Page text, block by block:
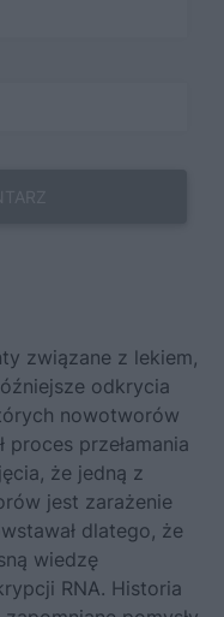
związane z lekiem,
odkrycia
nowotworów
proces przełamania
że jedną z
jest zarażenie
dlatego, że
wiedzę
RNA. Historia